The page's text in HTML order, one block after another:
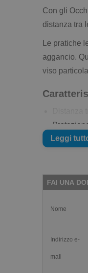
Con gli
distanza tra
Le pratiche
aggancio.
viso
Leggi
FAI UNA
Nome
Indirizzo e-
mail